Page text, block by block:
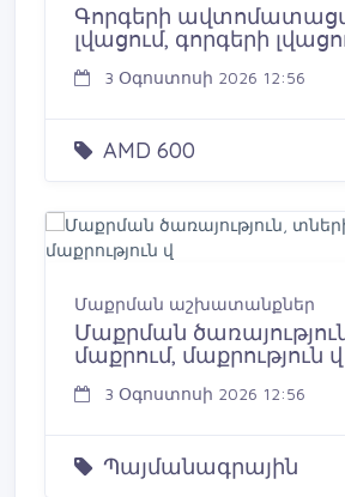
Գորգերի
լվացում, գորգերի
3 Օգոստոսի 2026 12:56
AMD 600
Մաքրման աշխատանքներ
Մաքրման
մաքրում, մաքրություն վ
3 Օգոստոսի 2026 12:56
Պայմանագրային